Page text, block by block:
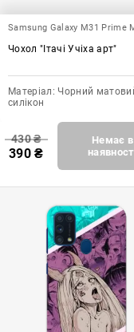
Samsung Galaxy M31 Prime
Чохол "Ітачі Учіха арт"
Матеріал: Чорний
силікон
430₴
390₴
Немає в